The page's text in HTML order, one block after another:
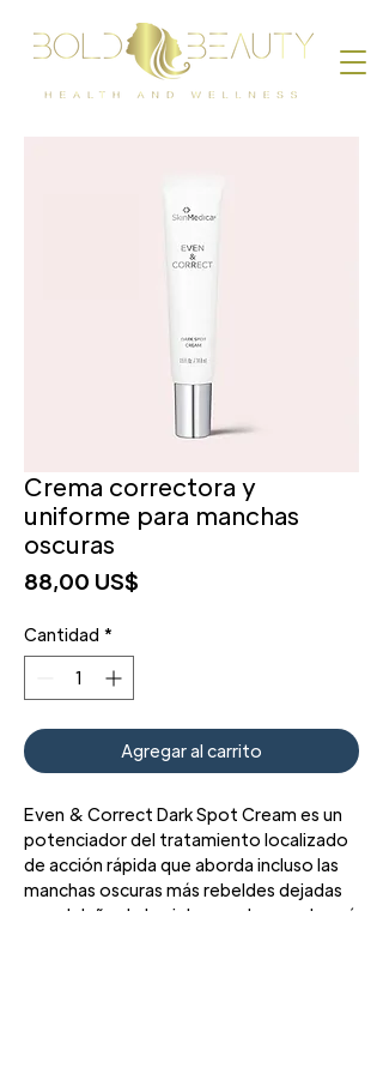
Crema correctora y
uniforme para manchas
oscuras
88,00 US$
Cantidad *
Agregar al carrito
Even & Correct Dark Spot Cream es un
potenciador del tratamiento localizado
de acción rápida que aborda incluso las
manchas oscuras más rebeldes dejadas
por el daño de la piel causado por el acné